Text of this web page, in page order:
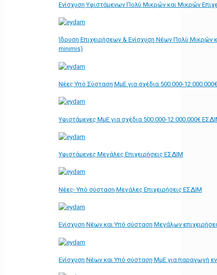
Ενίσχυση Υφιστάμενων Πολύ Μικρών και Μικρών
Ίδρυση Επιχειρήσεων & Ενίσχυση Νέων Πολύ Μικρών
minimis)
Νέες Υπό Σύσταση ΜμΕ για σχέδια 500.000-
Υφιστάμενες ΜμΕ για σχέδια 500.000-12.000.000€
Υφιστάμενες Μεγάλες Επιχειρήσεις ΕΣΔΙΜ
Νέες- Υπό σύσταση Μεγάλες Επιχειρήσεις ΕΣΔΙΜ
Ενίσχυση Νέων και Υπό σύσταση Μεγάλων
Ενίσχυση Νέων και Υπό σύσταση ΜμΕ για παραγωγή